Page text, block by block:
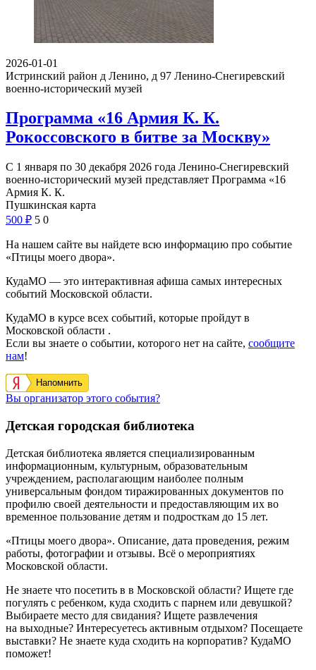
2026-01-01
Истринский район д Ленино, д 97 Ленино-Снегиревский
военно-исторический музей
Программа «16 Армия К. К.
Рокоссовского в битве за Москву»
С 1 января по 30 декабря 2026 года Ленино-Снегиревский
военно-исторический музей представляет Программа «16
Армия К. К.
Пушкинская карта
500 ₽ 5 0
На нашем сайте вы найдете всю информацию про событие
«Птицы моего двора».
КудаМО — это интерактивная афиша самых интересных
событий Московской области.
КудаМО в курсе всех событий, которые пройдут в
Московской области .
Если вы знаете о событии, которого нет на сайте, сообщите
нам!
Напомнить
Вы организатор этого события?
Детская городская библиотека
Детская библиотека является специализированным
информационным, культурным, образовательным
учреждением, располагающим наиболее полным
универсальным фондом тиражированных документов по
профилю своей деятельности и предоставляющим их во
временное пользование детям и подросткам до 15 лет.
«Птицы моего двора». Описание, дата проведения, режим
работы, фотографии и отзывы. Всё о мероприятиях
Московской области.
Не знаете что посетить в в Московской области? Ищете где
погулять с ребенком, куда сходить с парнем или девушкой?
Выбираете место для свидания? Ищете развлечения
на выходные? Интересуетесь активным отдыхом? Посещаете
выставки? Не знаете куда сходить на корпоратив? КудаМО
поможет!